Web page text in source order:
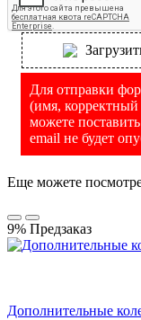
Для отправки
(имя,
можете
email не будет
Еще можете
9% Предзаказ
Дополнительные